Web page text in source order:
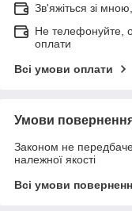
Зв'яжіться зі
Не телефонуйте,
оплати
Всі умови оплати
Умови
Законом не
належної якості
Всі умови